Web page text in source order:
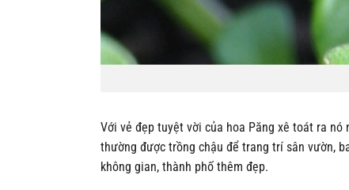
Với vẻ đẹp tuyệt vời của hoa Păng xê toát ra
thường được trồng chậu để trang trí sân vườn,
không gian, thành phố thêm đẹp.